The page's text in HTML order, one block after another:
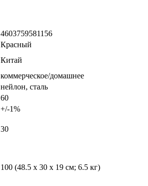
4603759581156
Красный
Китай
коммерческое/домашнее
нейлон, сталь
60
+/-1%
30
100 (48.5 х 30 х 19 см; 6.5 кг)